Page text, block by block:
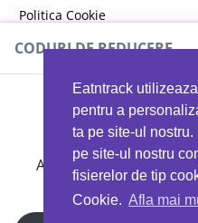
Eatntrack
pentru a
ta pe site-ul
pe site-ul nostru
fisierelor de tip
Cookie. Afla mai
Politica Cookie
Politica de confidențialitate
CODURI DE REDUCERE
Ai 40%reducere la